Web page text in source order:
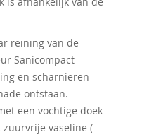
reining van de
Sanicompact
en scharnieren
ontstaan.
een vochtige doek
vaseline (